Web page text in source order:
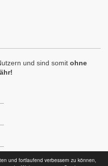
und fortlaufend verbessern zu können,
und sind somit ohne